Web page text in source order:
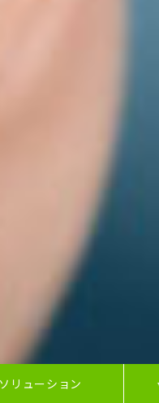
リューション